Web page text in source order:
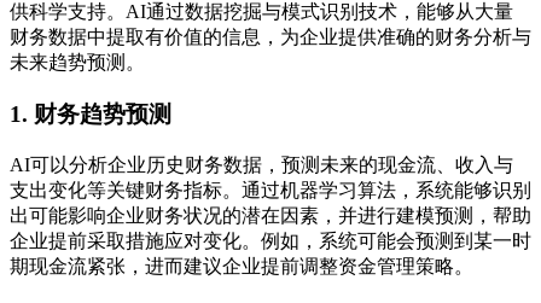
供科学支持。AI通过数据挖掘与模式识别技术，能够从大量
财务数据中提取有价值的信息，为企业提供准确的财务分析与
未来趋势预测。
1. 财务趋势预测
AI可以分析企业历史财务数据，预测未来的现金流、收入与
支出变化等关键财务指标。通过机器学习算法，系统能够识别
出可能影响企业财务状况的潜在因素，并进行建模预测，帮助
企业提前采取措施应对变化。例如，系统可能会预测到某一时
期现金流紧张，进而建议企业提前调整资金管理策略。